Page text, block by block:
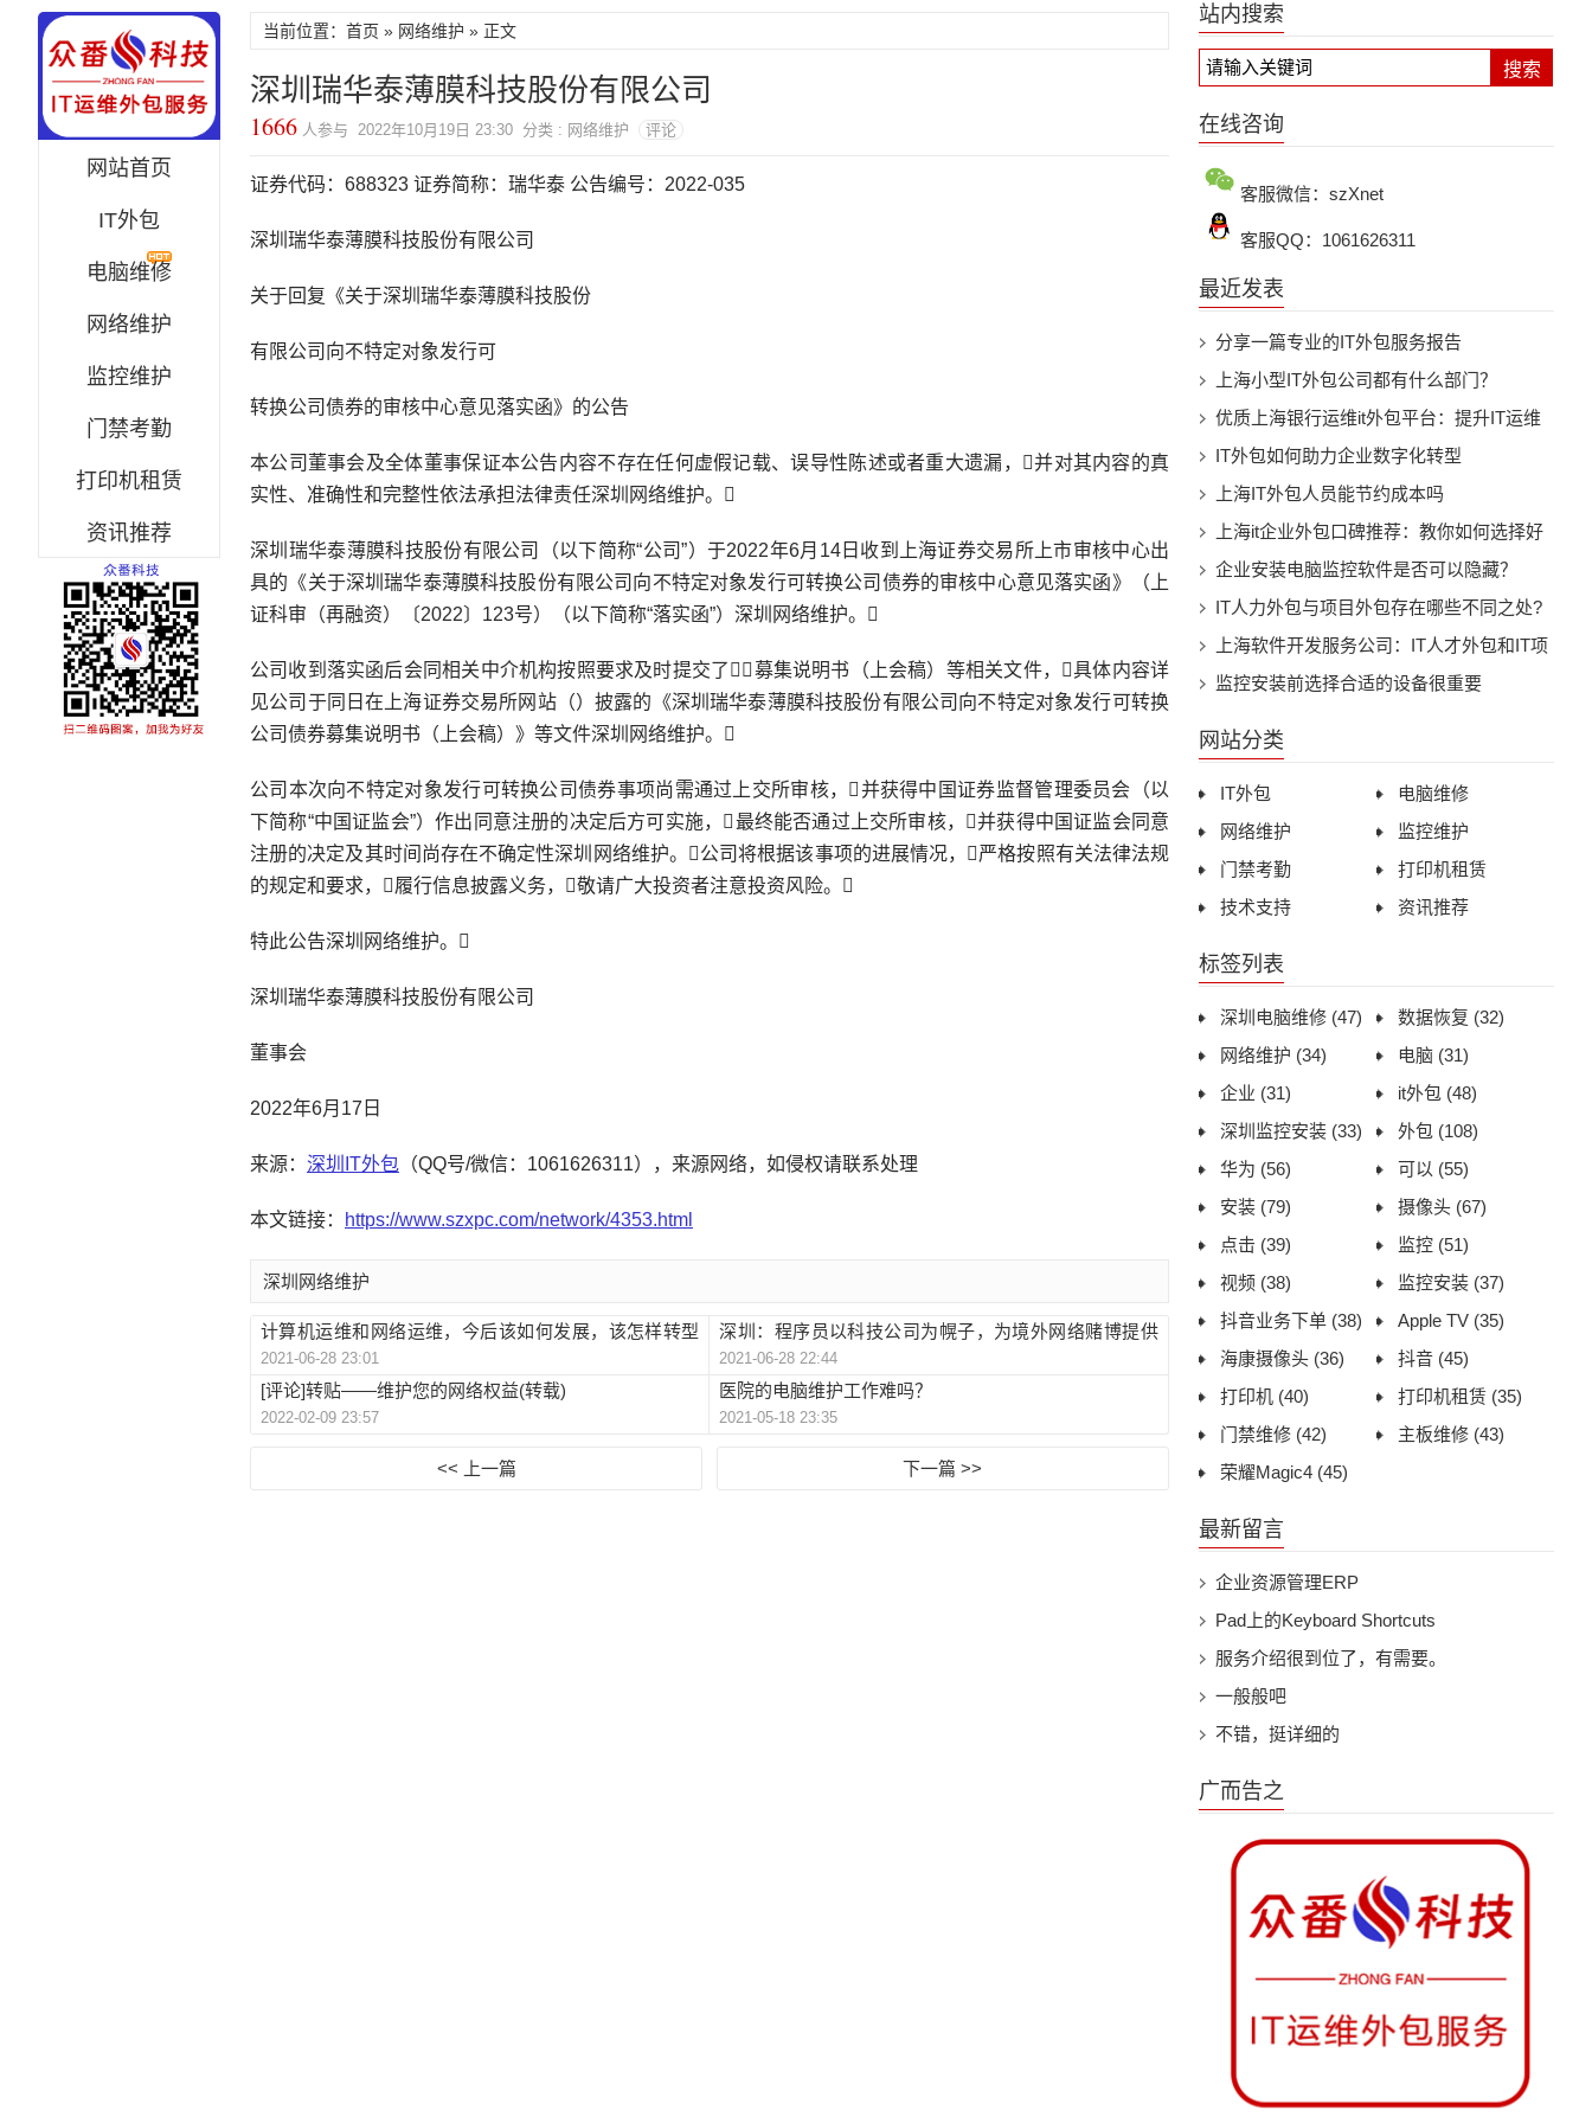
网站首页
IT外包
电脑维修
网络维护
监控维护
门禁考勤
打印机租赁
资讯推荐
当前位置：首页 » 网络维护 » 正文
深圳瑞华泰薄膜科技股份有限公司
1666 人参与 2022年10月19日 23:30 分类 : 网络维护 评论
证券代码：688323 证券简称：瑞华泰 公告编号：2022-035
深圳瑞华泰薄膜科技股份有限公司
关于回复《关于深圳瑞华泰薄膜科技股份
有限公司向不特定对象发行可
转换公司债券的审核中心意见落实函》的公告
本公司董事会及全体董事保证本公告内容不存在任何虚假记载、误导性陈述或者重大遗漏，并对其内容的真
实性、准确性和完整性依法承担法律责任深圳网络维护。
深圳瑞华泰薄膜科技股份有限公司（以下简称“公司”）于2022年6月14日收到上海证券交易所上市审核中心出
具的《关于深圳瑞华泰薄膜科技股份有限公司向不特定对象发行可转换公司债券的审核中心意见落实函》（上
证科审（再融资）〔2022〕123号）（以下简称“落实函”）深圳网络维护。
公司收到落实函后会同相关中介机构按照要求及时提交了募集说明书（上会稿）等相关文件，具体内容详
见公司于同日在上海证券交易所网站（）披露的《深圳瑞华泰薄膜科技股份有限公司向不特定对象发行可转换
公司债券募集说明书（上会稿）》等文件深圳网络维护。
公司本次向不特定对象发行可转换公司债券事项尚需通过上交所审核，并获得中国证券监督管理委员会（以
下简称“中国证监会”）作出同意注册的决定后方可实施，最终能否通过上交所审核，并获得中国证监会同意
注册的决定及其时间尚存在不确定性深圳网络维护。公司将根据该事项的进展情况，严格按照有关法律法规
的规定和要求，履行信息披露义务，敬请广大投资者注意投资风险。
特此公告深圳网络维护。
深圳瑞华泰薄膜科技股份有限公司
董事会
2022年6月17日
来源： 深圳IT外包 （QQ号/微信：1061626311），来源网络，如侵权请联系处理
本文链接： https://www.szxpc.com/network/4353.html
深圳网络维护
计算机运维和网络运维，今后该如何发展，该怎样转型
呢？
2021-06-28 23:01
深圳：程序员以科技公司为幌子，为境外网络赌博提供
运维, 你怎么看？
2021-06-28 22:44
[评论]转贴——维护您的网络权益(转载)
2022-02-09 23:57
医院的电脑维护工作难吗？
2021-05-18 23:35
<< 上一篇 下一篇 >>
站内搜索
搜索
在线咨询
客服微信：szXnet
客服QQ：1061626311
最近发表
分享一篇专业的IT外包服务报告
上海小型IT外包公司都有什么部门？
优质上海银行运维it外包平台：提升IT运维
效率的不二选择
IT外包如何助力企业数字化转型
上海IT外包人员能节约成本吗
上海it企业外包口碑推荐：教你如何选择好
的IT外包企业
企业安装电脑监控软件是否可以隐藏？
IT人力外包与项目外包存在哪些不同之处?
上海软件开发服务公司：IT人才外包和IT项
目外包的不同差异化选择攻略
监控安装前选择合适的设备很重要
网站分类
IT外包
电脑维修
网络维护
监控维护
门禁考勤
打印机租赁
技术支持
资讯推荐
标签列表
深圳电脑维修 (47) 数据恢复 (32)
网络维护 (34) 电脑 (31)
企业 (31) it外包 (48)
深圳监控安装 (33) 外包 (108)
华为 (56) 可以 (55)
安装 (79) 摄像头 (67)
点击 (39) 监控 (51)
视频 (38) 监控安装 (37)
抖音业务下单 (38) Apple TV (35)
海康摄像头 (36) 抖音 (45)
打印机 (40) 打印机租赁 (35)
门禁维修 (42) 主板维修 (43)
荣耀Magic4 (45)
最新留言
企业资源管理ERP
Pad上的Keyboard Shortcuts
服务介绍很到位了，有需要。
一般般吧
不错，挺详细的
广而告之